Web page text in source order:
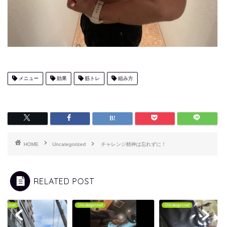
メニュー 効果 筋トレ 組み方
HOME Uncategorized チャレンジ精神は忘れずに！
RELATED POST
Uncategorized Uncategorized